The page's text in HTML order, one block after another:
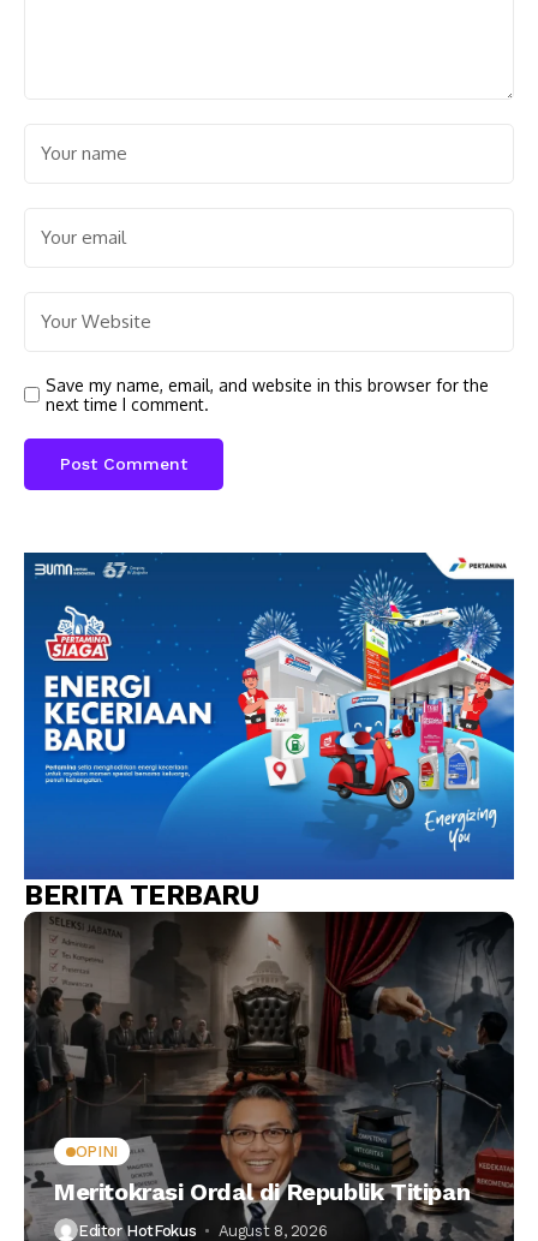
Save my name, email, and website in this browser for the
next time I comment.
BERITA TERBARU
OPINI
Meritokrasi Ordal di Republik Titipan
Editor HotFokus August 8, 2026